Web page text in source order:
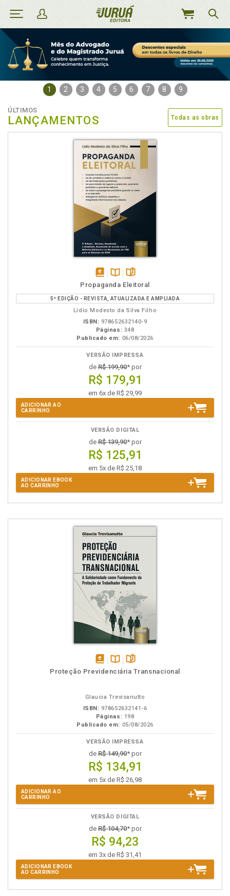
MEU
1 2 3 4 5 6 7 8 9
ÚLTIMOS
LANÇAMENTOS Todas as obras
disponível
em
eBook
Disponível
na
B.V.
páginas
Propaganda Eleitoral
5ª EDIÇÃO - REVISTA, ATUALIZADA E AMPLIADA
Lídio Modesto da Silva Filho
ISBN: 978652632140-9
Páginas: 348
Publicado em: 06/08/2026
VERSÃO IMPRESSA
deR$ 199,90* por
R$ 179,91
em 6x de R$ 29,99
ADICIONAR AO
CARRINHO
VERSÃO DIGITAL
deR$ 139,90* por
R$ 125,91
em 5x de R$ 25,18
ADICIONAR EBOOK
AO CARRINHO
disponívelDisponível
páginas
Proteção Previdenciária Transnacional
Glaucia Trevisanutto
ISBN: 978652632141-6
Páginas: 198
Publicado em: 05/08/2026
VERSÃO IMPRESSA
deR$ 149,90* por
R$ 134,91
em 5x de R$ 26,98
ADICIONAR AO
CARRINHO
VERSÃO DIGITAL
deR$ 104,70* por
R$ 94,23
em 3x de R$ 31,41
ADICIONAR EBOOK
AO CARRINHO